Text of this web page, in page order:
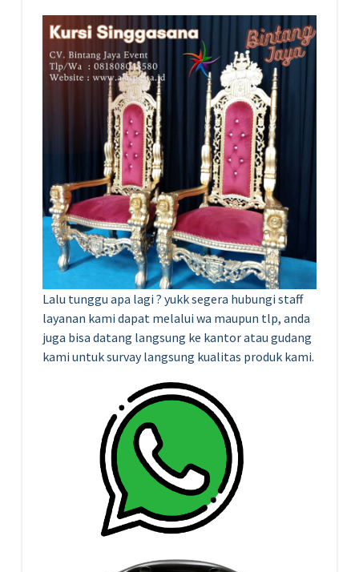
Lalu tunggu apa lagi ? yukk segera hubungi staff
layanan kami dapat melalui wa maupun tlp, anda
juga bisa datang langsung ke kantor atau gudang
kami untuk survay langsung kualitas produk kami.